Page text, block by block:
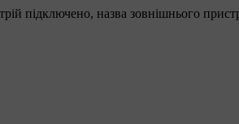
підключено, назва зовнішнього